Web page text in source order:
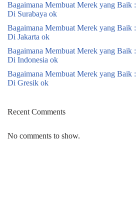
Bagaimana Membuat Merek yang Baik
Di Surabaya ok
Bagaimana Membuat Merek yang Baik
Di Jakarta ok
Bagaimana Membuat Merek yang Baik
Di Indonesia ok
Bagaimana Membuat Merek yang Baik
Di Gresik ok
Recent Comments
No comments to show.